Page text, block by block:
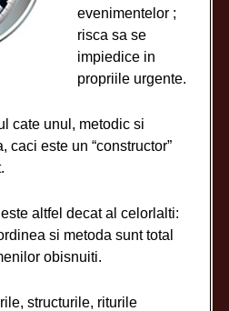
evenimentelor ;
risca sa se
impiedice in
propriile urgente.
cate unul, metodic si
caci este un “constructor”
altfel decat al celorlalti:
si metoda sunt total
obisnuiti.
structurile, riturile